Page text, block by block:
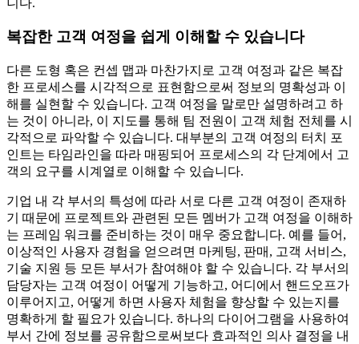
복잡한 고객 여정을 쉽게 이해할 수 있습니다
다른 도형 혹은 컨셉 맵과 마찬가지로 고객 여정과 같은 복잡
한 프로세스를 시각적으로 표현함으로써 정보의 명확성과 이
해를 실현할 수 있습니다. 고객 여정을 말로만 설명하려고 하
는 것이 아니라, 이 지도를 통해 팀 전원이 고객 체험 전체를 시
각적으로 파악할 수 있습니다. 대부분의 고객 여정의 터치 포
인트는 타임라인을 따라 매핑되어 프로세스의 각 단계에서 고
객의 요구를 시계열로 이해할 수 있습니다.
기업 내 각 부서의 특성에 따라 서로 다른 고객 여정이 존재하
기 때문에 프로젝트와 관련된 모든 멤버가 고객 여정을 이해하
는 프레임 워크를 준비하는 것이 매우 중요합니다. 예를 들어,
이상적인 사용자 경험을 얻으려면 마케팅, 판매, 고객 서비스,
기술 지원 등 모든 부서가 참여해야 할 수 있습니다. 각 부서의
담당자는 고객 여정이 어떻게 기능하고, 어디에서 핸드오프가
이루어지고, 어떻게 하면 사용자 체험을 향상할 수 있는지를
명확하게 할 필요가 있습니다. 하나의 다이어그램을 사용하여
부서 간에 정보를 공유함으로써보다 효과적인 의사 결정을 내